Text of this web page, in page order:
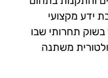
ידע מקצועי
בשוק תחרותי שבו
משתנה